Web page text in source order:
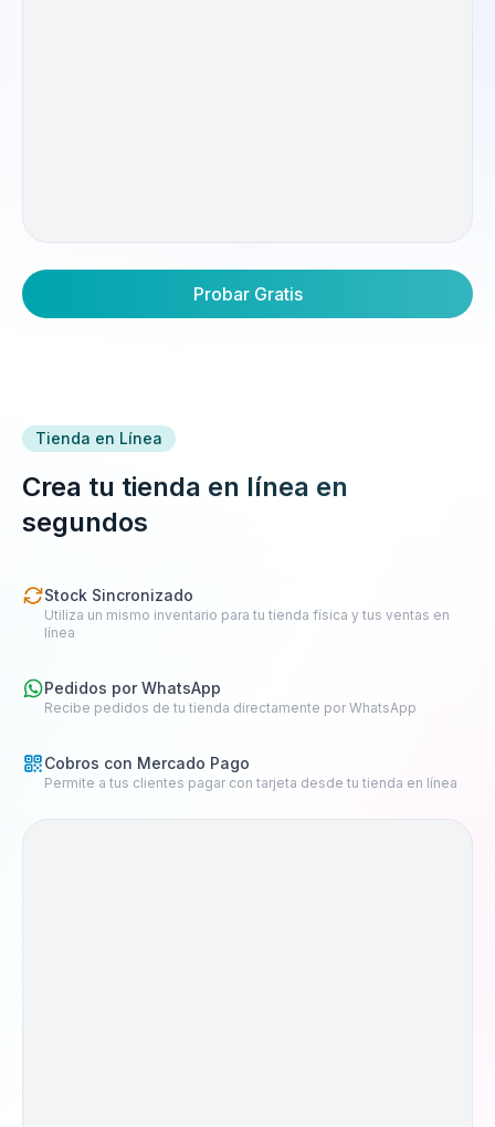
Probar Gratis
Tienda en Línea
Crea tu tienda en línea en
segundos
Stock Sincronizado
Utiliza un mismo inventario para tu tienda física y tus ventas en
línea
Pedidos por WhatsApp
Recibe pedidos de tu tienda directamente por WhatsApp
Cobros con Mercado Pago
Permite a tus clientes pagar con tarjeta desde tu tienda en línea